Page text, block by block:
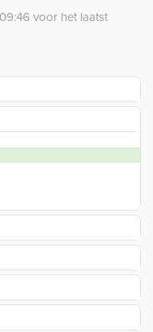
voor het laatst